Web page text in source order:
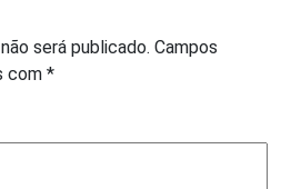
será publicado. Campos
com *